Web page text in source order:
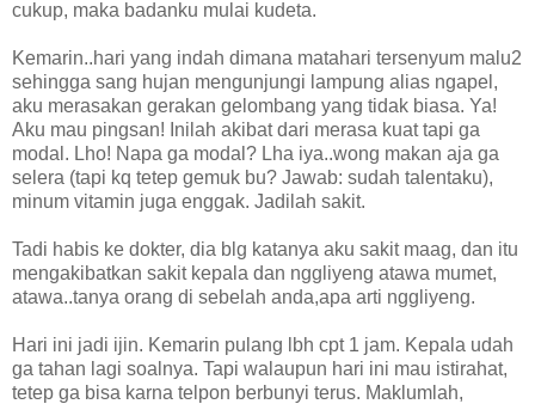
cukup, maka badanku mulai kudeta.
Kemarin..hari yang indah dimana matahari tersenyum malu2
sehingga sang hujan mengunjungi lampung alias ngapel,
aku merasakan gerakan gelombang yang tidak biasa. Ya!
Aku mau pingsan! Inilah akibat dari merasa kuat tapi ga
modal. Lho! Napa ga modal? Lha iya..wong makan aja ga
selera (tapi kq tetep gemuk bu? Jawab: sudah talentaku),
minum vitamin juga enggak. Jadilah sakit.
Tadi habis ke dokter, dia blg katanya aku sakit maag, dan itu
mengakibatkan sakit kepala dan nggliyeng atawa mumet,
atawa..tanya orang di sebelah anda,apa arti nggliyeng.
Hari ini jadi ijin. Kemarin pulang lbh cpt 1 jam. Kepala udah
ga tahan lagi soalnya. Tapi walaupun hari ini mau istirahat,
tetep ga bisa karna telpon berbunyi terus. Maklumlah,